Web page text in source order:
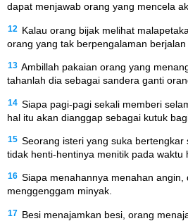
dapat menjawab orang yang mencela
12
Kalau orang bijak melihat
orang yang tak berpengalaman berjalan
13 Ambillah pakaian orang yang
tahanlah dia sebagai sandera ganti
14 Siapa pagi-pagi sekali memberi
hal itu akan dianggap sebagai kutuk
15 Seorang isteri yang suka bertengkar
tidak henti-hentinya menitik pada waktu
16 Siapa menahannya menahan angin,
menggenggam minyak.
17 Besi menajamkan besi, orang